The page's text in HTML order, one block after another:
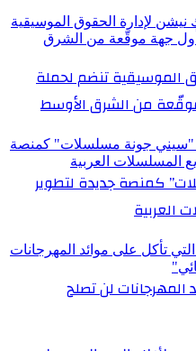
الموسيقية تنضم لحملة
من الشرق الأوسط
كمنصة جديدة لتطوير
العربية
المهرجانات لن تصلح